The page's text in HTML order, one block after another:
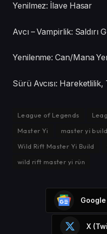
Yenilmez: İlave Hasar
Avcı – Vampirlik: Saldırı
Yenilenme: Can/Mana
Sürü Avcısı: Hareketlilik,
League of Legends
Master Yi
master yi build
Wild Rift Master Yi Build
wild rift master yi rün
X